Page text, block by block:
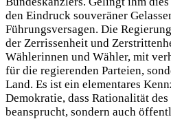
den Eindruck souveräner
Führungsversagen. Die
der Zerrissenheit und
Wählerinnen und Wähler, mit
für die regierenden Parteien,
Land. Es ist ein elementares
Demokratie, dass Rationalität
beansprucht, sondern auch